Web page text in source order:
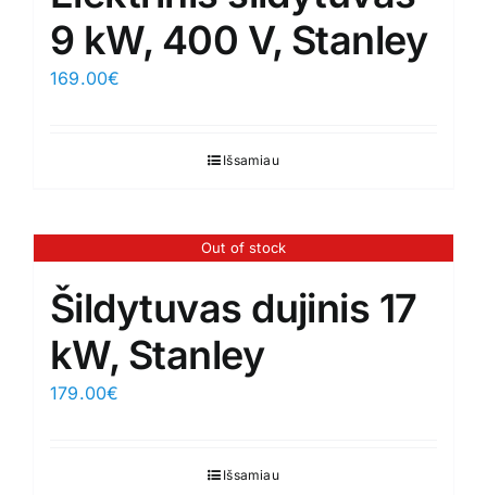
9 kW, 400 V, Stanley
169.00€
Išsamiau
Out of stock
Šildytuvas dujinis 17
kW, Stanley
179.00€
Išsamiau